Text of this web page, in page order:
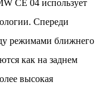
CE 04 использует
Спереди
режимами ближнего
как на заднем
высокая